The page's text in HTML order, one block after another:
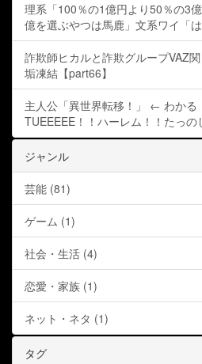
理系「100％の1億円より50％の3
億を選ぶやつは馬鹿」文系ワイ「は
詐欺師ヒカルと詐欺グループVAZ
垢凍結【part66】
主人公「異世界転移！」 ← わか
TUEEEEE！！ハーレム！！たっ
ジャンル
芸能 (81)
ゲーム (1)
社会・生活 (4)
恋愛・家族 (1)
ネット・ネタ (1)
タグ